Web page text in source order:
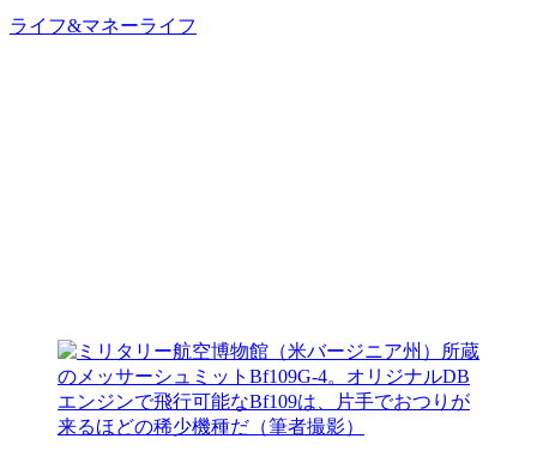
ライフ&マネーライフ